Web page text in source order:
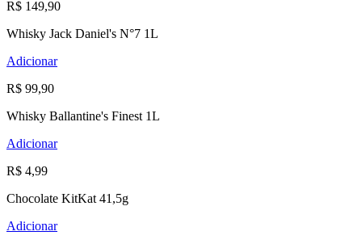
R$ 149,90
Whisky Jack Daniel's N°7 1L
Adicionar
R$ 99,90
Whisky Ballantine's Finest 1L
Adicionar
R$ 4,99
Chocolate KitKat 41,5g
Adicionar